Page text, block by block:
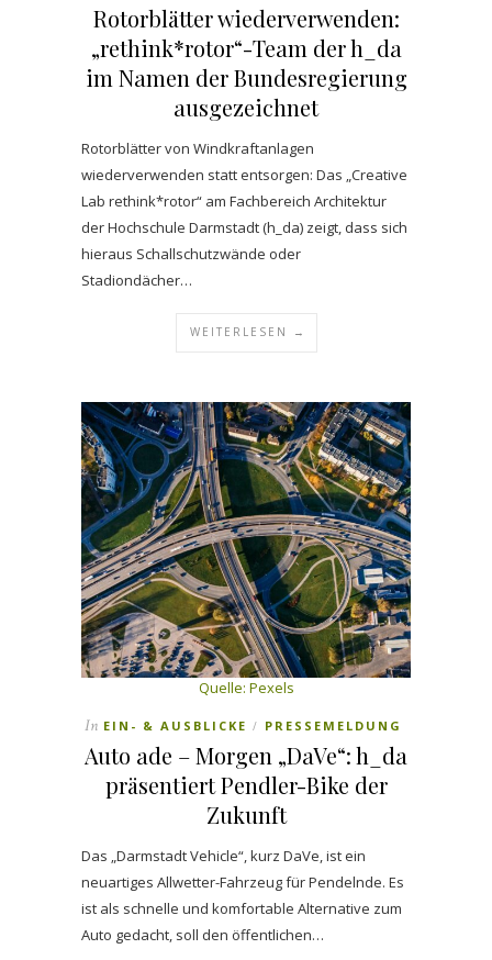
Rotorblätter wiederverwenden:
„rethink*rotor“-Team der h_da
im Namen der Bundesregierung
ausgezeichnet
Rotorblätter von Windkraftanlagen
wiederverwenden statt entsorgen: Das „Creative
Lab rethink*rotor“ am Fachbereich Architektur
der Hochschule Darmstadt (h_da) zeigt, dass sich
hieraus Schallschutzwände oder
Stadiondächer…
WEITERLESEN →
Quelle: Pexels
In EIN- & AUSBLICKE / PRESSEMELDUNG
Auto ade – Morgen „DaVe“: h_da
präsentiert Pendler-Bike der
Zukunft
Das „Darmstadt Vehicle“, kurz DaVe, ist ein
neuartiges Allwetter-Fahrzeug für Pendelnde. Es
ist als schnelle und komfortable Alternative zum
Auto gedacht, soll den öffentlichen…